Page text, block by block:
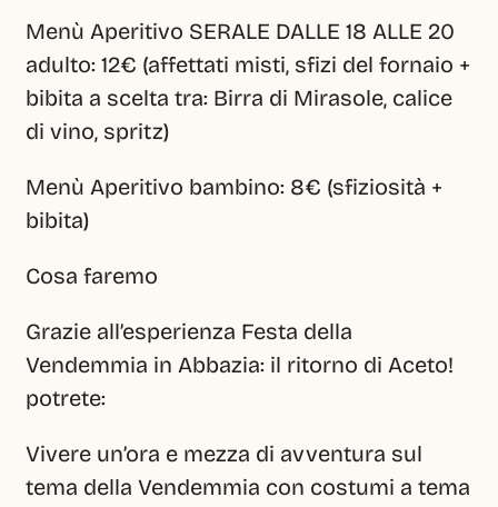
Menù Aperitivo SERALE DALLE 18 ALLE 20
adulto: 12€ (affettati misti, sfizi del fornaio +
bibita a scelta tra: Birra di Mirasole, calice
di vino, spritz)
Menù Aperitivo bambino: 8€ (sfiziosità +
bibita)
Cosa faremo
Grazie all’esperienza Festa della
Vendemmia in Abbazia: il ritorno di Aceto!
potrete:
Vivere un’ora e mezza di avventura sul
tema della Vendemmia con costumi a tema